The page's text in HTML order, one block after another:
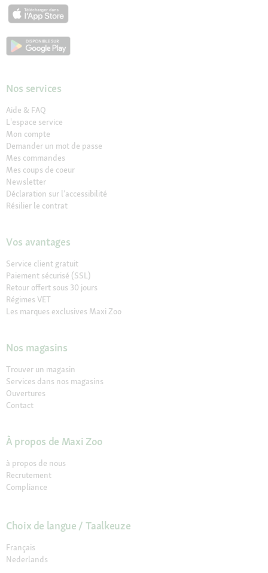
Nos services
Aide & FAQ
L'espace service
Mon compte
Demander un mot de passe
Mes commandes
Mes coups de coeur
Newsletter
Déclaration sur l’accessibilité
Résilier le contrat
Vos avantages
Service client gratuit
Paiement sécurisé (SSL)
Retour offert sous 30 jours
Régimes VET
Les marques exclusives Maxi Zoo
Nos magasins
Trouver un magasin
Services dans nos magasins
Ouvertures
Contact
À propos de Maxi Zoo
à propos de nous
Recrutement
Compliance
Choix de langue / Taalkeuze
Français
Nederlands